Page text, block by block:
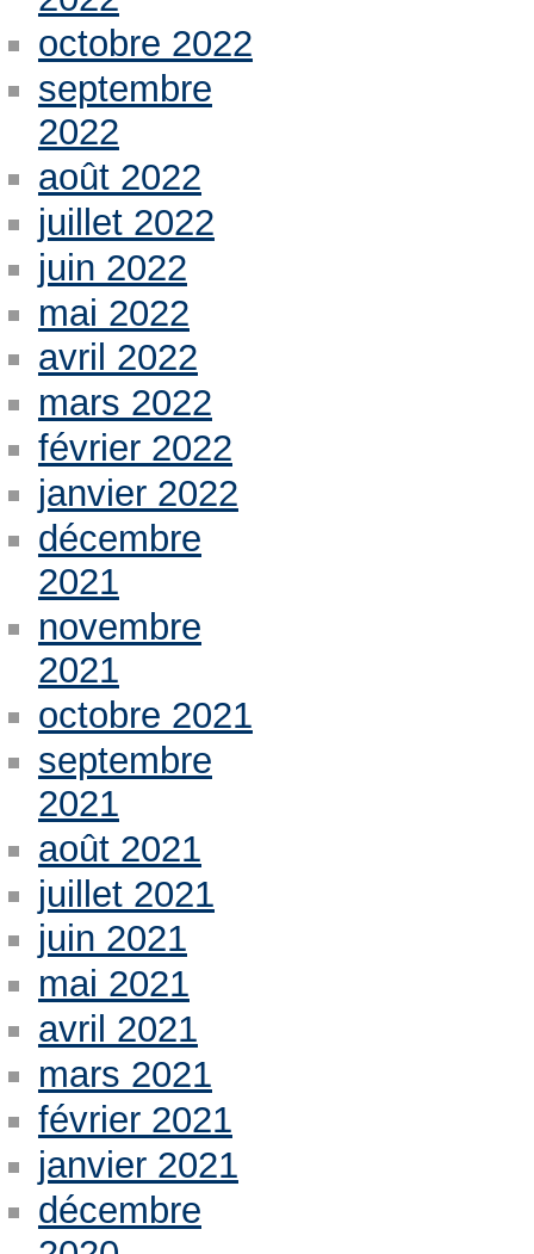
octobre 2022
septembre
2022
août 2022
juillet 2022
juin 2022
mai 2022
avril 2022
mars 2022
février 2022
janvier 2022
décembre
2021
novembre
2021
octobre 2021
septembre
2021
août 2021
juillet 2021
juin 2021
mai 2021
avril 2021
mars 2021
février 2021
janvier 2021
décembre